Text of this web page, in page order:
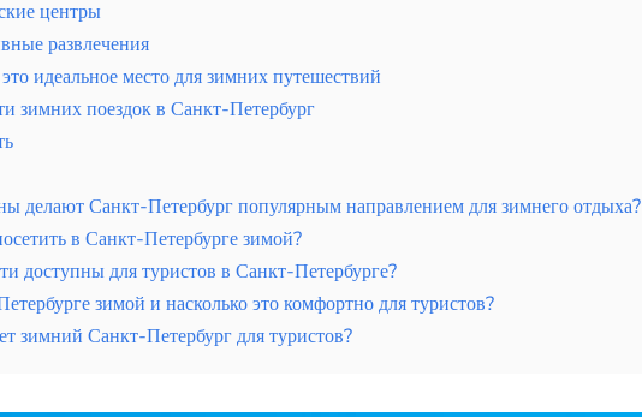
центры
развлечения
идеальное место для зимних путешествий
зимних поездок в Санкт-Петербург
делают Санкт-Петербург популярным направлением для зимнего отдыха?
в Санкт-Петербурге зимой?
доступны для туристов в Санкт-Петербурге?
зимой и насколько это комфортно для туристов?
зимний Санкт-Петербург для туристов?